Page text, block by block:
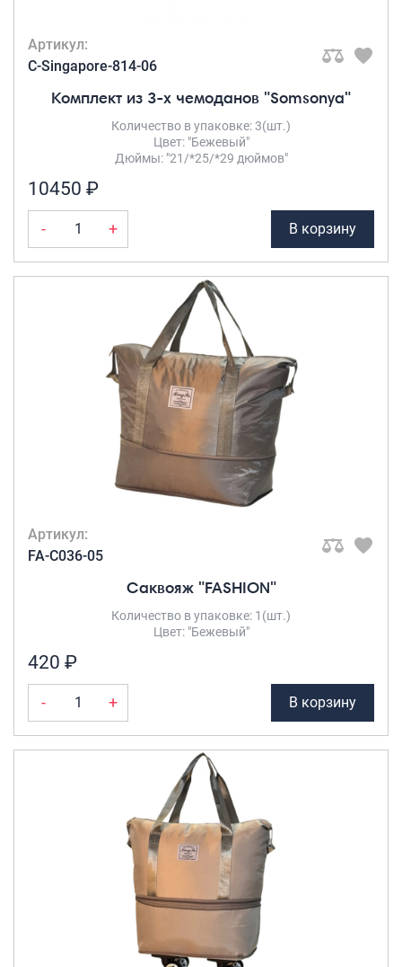
Артикул:
C-Singapore-814-06
Комплект из 3-х чемоданов "Somsonya"
Количество в упаковке: 3(шт.)
Цвет: "Бежевый"
Дюймы: "21/*25/*29 дюймов"
10450 ₽
- + В корзину
Артикул:
FA-C036-05
Саквояж "FASHION"
Количество в упаковке: 1(шт.)
Цвет: "Бежевый"
420 ₽
- + В корзину